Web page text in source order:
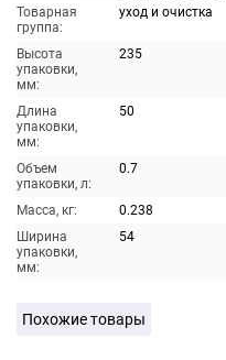
Товарная
группа:
уход и очистка
Высота
упаковки,
мм:
235
Длина
упаковки,
мм:
50
Объем
упаковки, л:
0.7
Масса, кг:
0.238
Ширина
упаковки,
мм:
54
Похожие товары